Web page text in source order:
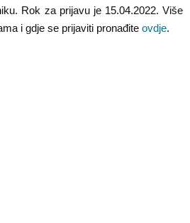
Rok za prijavu je 15.04.2022. Više
i gdje se prijaviti pronađite ovdje.